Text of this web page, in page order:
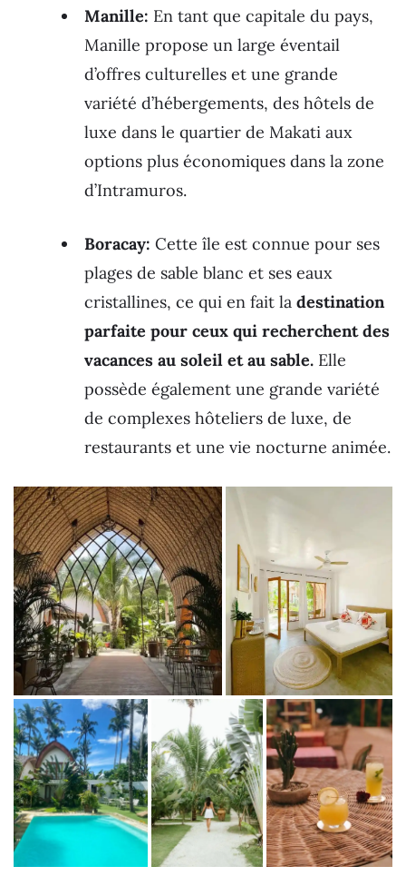
Manille: En tant que capitale du pays,
Manille propose un large éventail
d’offres culturelles et une grande
variété d’hébergements, des hôtels de
luxe dans le quartier de Makati aux
options plus économiques dans la zone
d’Intramuros.
Boracay: Cette île est connue pour ses
plages de sable blanc et ses eaux
cristallines, ce qui en fait la destination
parfaite pour ceux qui recherchent des
vacances au soleil et au sable. Elle
possède également une grande variété
de complexes hôteliers de luxe, de
restaurants et une vie nocturne animée.